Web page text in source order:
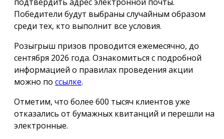
Победители будут выбраны случайным образом
среди тех, кто выполнит все условия.
Розыгрыш призов проводится ежемесячно, до
сентября 2026 года. Ознакомиться с подробной
информацией о правилах проведения акции
можно по ссылке.
Отметим, что более 600 тысяч клиентов уже
отказались от бумажных квитанций и перешли на
электронные.